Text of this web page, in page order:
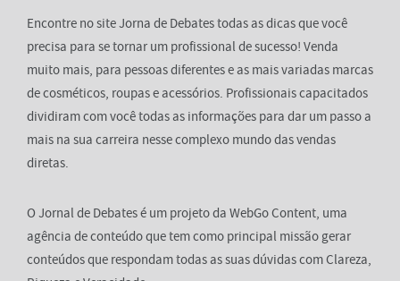
Encontre no site Jorna de Debates todas as dicas que você
precisa para se tornar um profissional de sucesso! Venda
muito mais, para pessoas diferentes e as mais variadas marcas
de cosméticos, roupas e acessórios. Profissionais capacitados
dividiram com você todas as informações para dar um passo a
mais na sua carreira nesse complexo mundo das vendas
diretas.
O Jornal de Debates é um projeto da WebGo Content, uma
agência de conteúdo que tem como principal missão gerar
conteúdos que respondam todas as suas dúvidas com Clareza,